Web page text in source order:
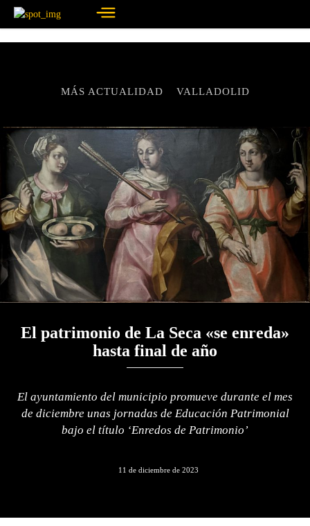
MÁS ACTUALIDAD VALLADOLID
El patrimonio de La Seca «se enreda»
hasta final de año
El ayuntamiento del municipio promueve durante el mes
de diciembre unas jornadas de Educación Patrimonial
bajo el título ‘Enredos de Patrimonio’
11 de diciembre de 2023